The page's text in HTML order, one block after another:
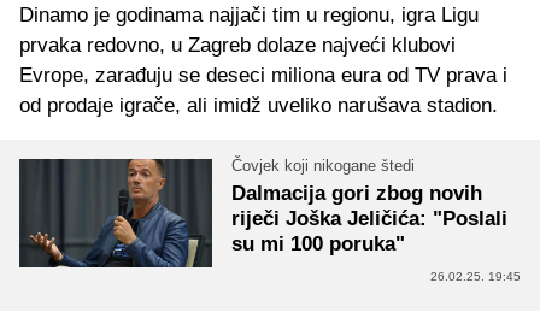
Dinamo je godinama najjači tim u regionu, igra Ligu
prvaka redovno, u Zagreb dolaze najveći klubovi
Evrope, zarađuju se deseci miliona eura od TV prava i
od prodaje igrače, ali imidž uveliko narušava stadion.
Čovjek koji nikogane štedi
Dalmacija gori zbog novih
riječi Joška Jeličića: "Poslali
su mi 100 poruka"
26.02.25. 19:45